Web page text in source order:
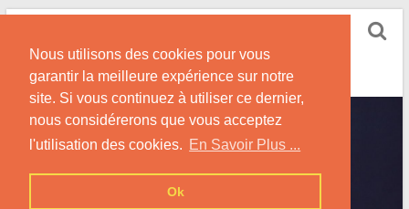
Nous utilisons des cookies pour vous
garantir la meilleure expérience sur notre
site. Si vous continuez à utiliser ce dernier,
nous considérerons que vous acceptez
l'utilisation des cookies. En Savoir Plus ...
Ok
Skip
content
Conseils pour la Rencontre d'une Femme
Originaire d'Asie !